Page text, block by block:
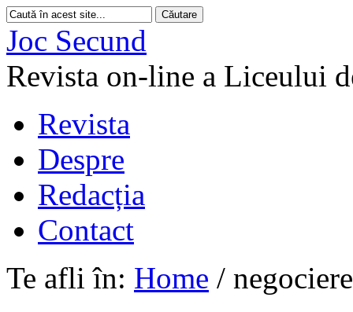
Joc Secund
Revista on-line a Liceului
Revista
Despre
Redacția
Contact
Te afli în: Home / negociere